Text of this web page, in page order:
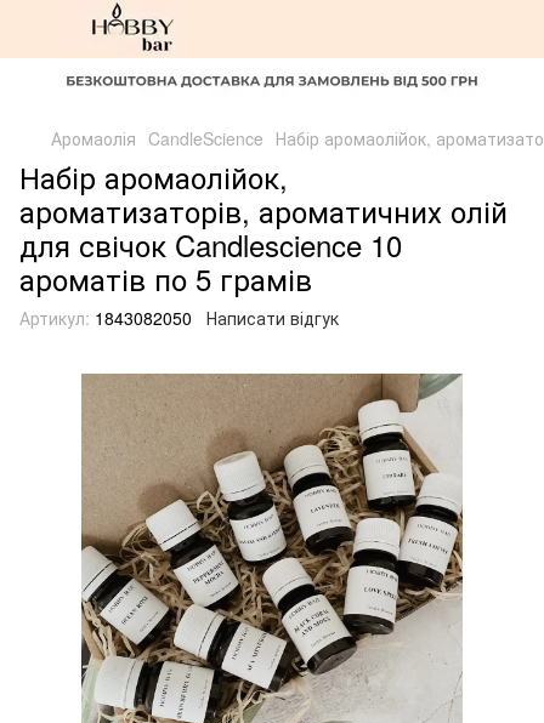
Аромаолія CandleScience Набір аромаолійок,
Набір аромаолійок,
ароматизаторів, ароматичних олій
для свічок Candlescience 10
ароматів по 5 грамів
Артикул: 1843082050 Написати відгук